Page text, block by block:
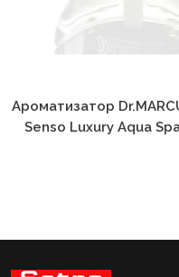
Senso Luxury Aqua Spa